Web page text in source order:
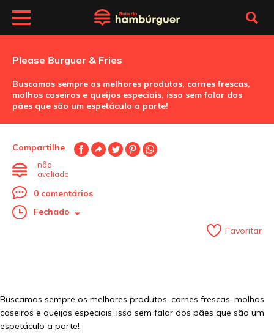
Please Burguer & Fries
Buscamos sempre os melhores produtos, carnes frescas,
molhos caseiros e queijos especiais, isso sem falar dos
pães que são um espetáculo a parte!
Compartilhe
não
avaliada
0 comentários
Fechado
Favoritar
Buscamos sempre os melhores produtos, carnes frescas, molhos
caseiros e queijos especiais, isso sem falar dos pães que são um
espetáculo a parte!